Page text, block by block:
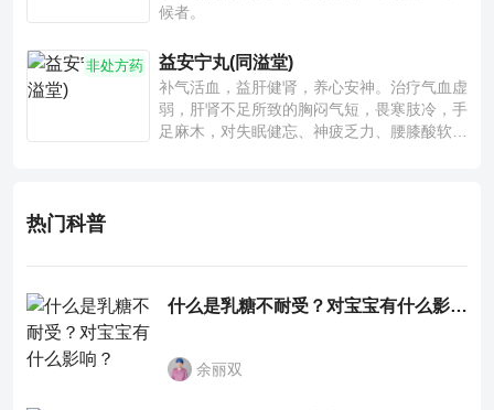
候者。
非处方药 益安宁丸(同溢堂)
补气活血，益肝健肾，养心安神。治疗气血虚
弱，肝肾不足所致的胸闷气短，畏寒肢冷，手
足麻木，对失眠健忘、神疲乏力、腰膝酸软也
热门科普
什么是乳糖不耐受？对宝宝有什么影响？
余丽双